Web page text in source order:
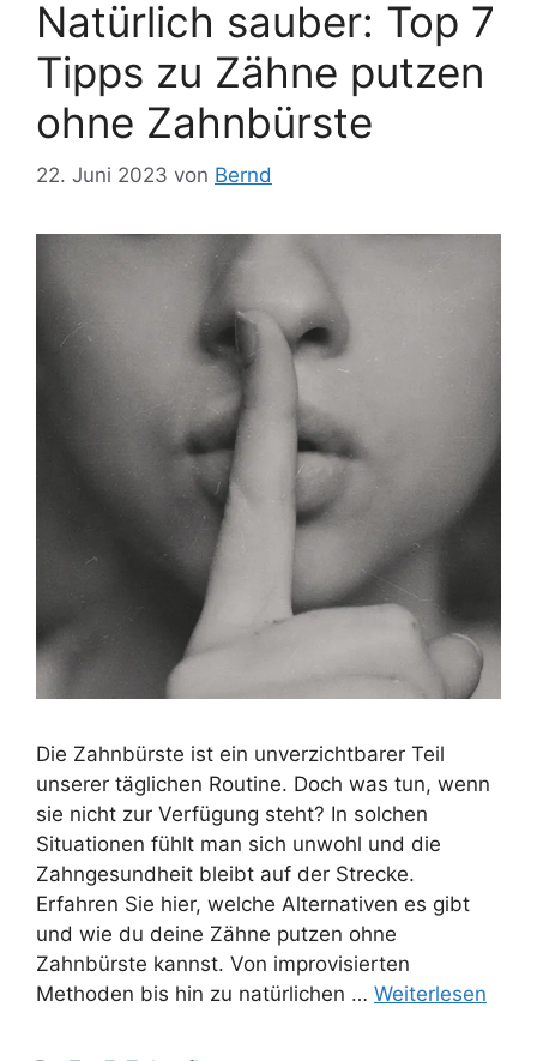
Natürlich sauber: Top 7
Tipps zu Zähne putzen
ohne Zahnbürste
22. Juni 2023 von Bernd
Die Zahnbürste ist ein unverzichtbarer Teil
unserer täglichen Routine. Doch was tun, wenn
sie nicht zur Verfügung steht? In solchen
Situationen fühlt man sich unwohl und die
Zahngesundheit bleibt auf der Strecke.
Erfahren Sie hier, welche Alternativen es gibt
und wie du deine Zähne putzen ohne
Zahnbürste kannst. Von improvisierten
Methoden bis hin zu natürlichen … Weiterlesen